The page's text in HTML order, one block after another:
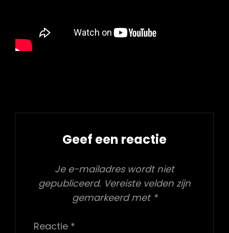
Geef een reactie
Je e-mailadres wordt niet
gepubliceerd. Vereiste velden zijn
gemarkeerd met *
Reactie *